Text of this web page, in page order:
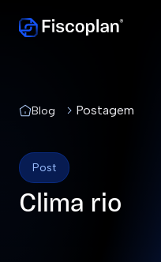
Blog Postagem
Post
Clima rio